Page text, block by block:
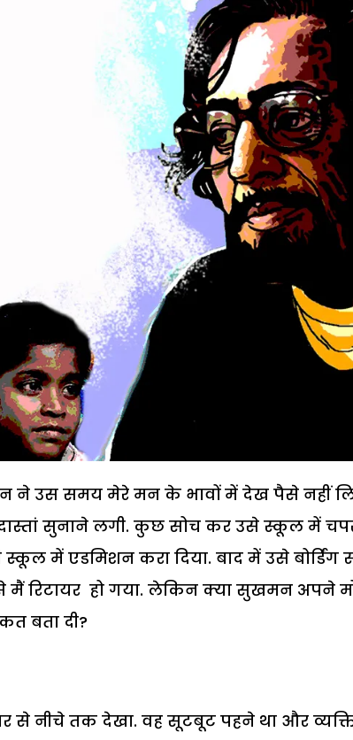
ने उस समय मेरे मन के भावों में देख पैसे नहीं
सुनाने लगी. कुछ सोच कर उसे स्कूल में
में एडमिशन करा दिया. बाद में उसे
से मैं रिटायर हो गया. लेकिन क्या सुखमन अपने
बता दी?
से नीचे तक देखा. वह सूटबूट पहने था और